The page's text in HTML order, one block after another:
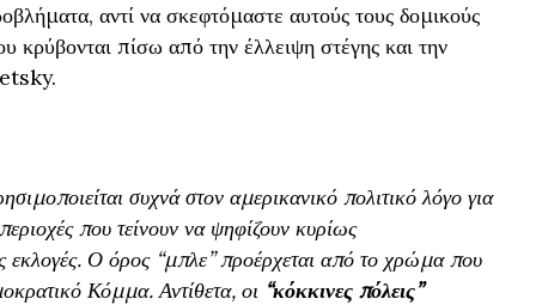
αντί να σκεφτόμαστε αυτούς τους δομικούς
κρύβονται πίσω από την έλλειψη στέγης και την
συχνά στον αμερικανικό πολιτικό λόγο για
που τείνουν να ψηφίζουν κυρίως
εκλογές. Ο όρος “μπλε” προέρχεται από το χρώμα που
Κόμμα. Αντίθετα, οι “κόκκινες πόλεις”